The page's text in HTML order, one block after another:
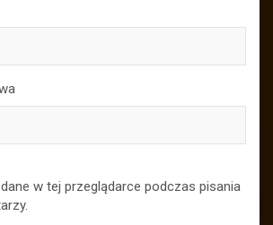
w tej przeglądarce podczas pisania